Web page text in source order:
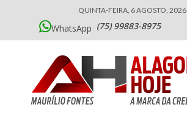
QUINTA-FEIRA, 6 AGOSTO, 2026
WhatsApp (75) 99883-8975